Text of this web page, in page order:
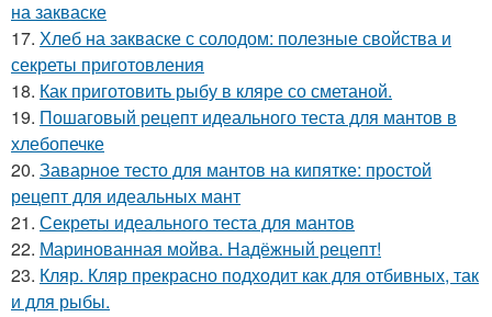
на закваске
17. Хлеб на закваске с солодом: полезные свойства и
секреты приготовления
18. Как приготовить рыбу в кляре со сметаной.
19. Пошаговый рецепт идеального теста для мантов в
хлебопечке
20. Заварное тесто для мантов на кипятке: простой
рецепт для идеальных мант
21. Секреты идеального теста для мантов
22. Маринованная мойва. Надёжный рецепт!
23. Кляр. Кляр прекрасно подходит как для отбивных, так
и для рыбы.